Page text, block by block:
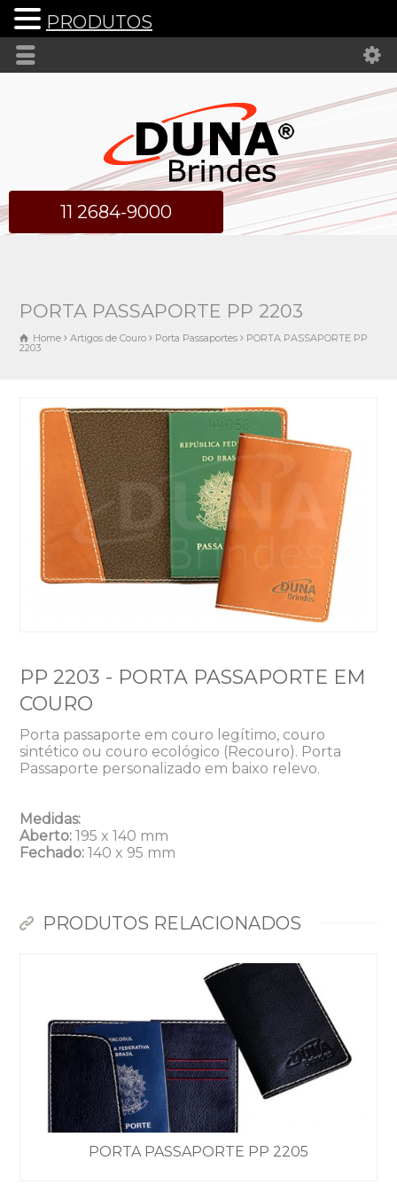
11 2684-9000
PORTA PASSAPORTE PP 2203
Home Artigos de Couro Porta Passaportes PORTA PASSAPORTE PP
2203
PP 2203 - PORTA PASSAPORTE EM
COURO
Porta passaporte em couro legítimo, couro
sintético ou couro ecológico (Recouro). Porta
Passaporte personalizado em baixo relevo.
Medidas:
Aberto: 195 x 140 mm
Fechado: 140 x 95 mm
PRODUTOS RELACIONADOS
PORTA PASSAPORTE PP 2205
PRODUTOS